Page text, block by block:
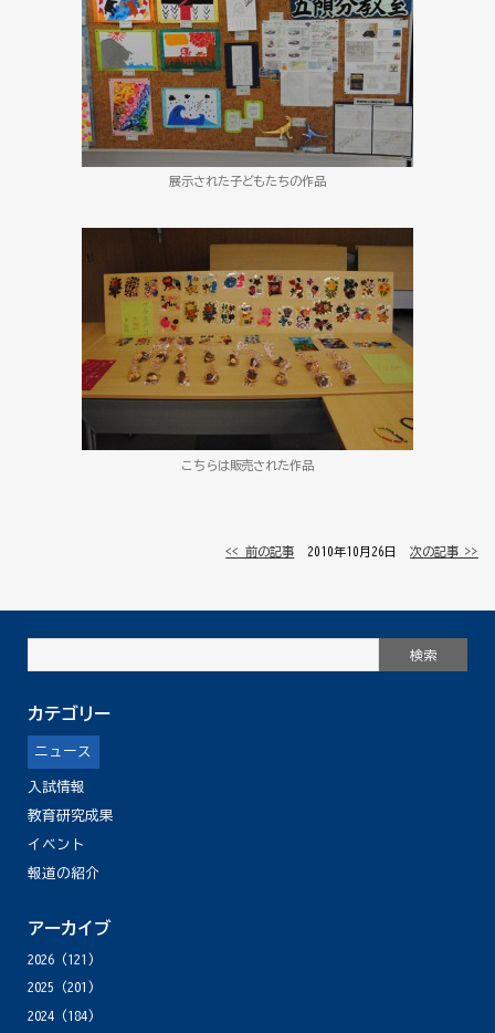
展示された子どもたちの作品
こちらは販売された作品
<< 前の記事 │ 2010年10月26日 │次の記事 >>
カテゴリー
ニュース
入試情報
教育研究成果
イベント
報道の紹介
アーカイブ
2026(121)
2025 (201)
2024(184)